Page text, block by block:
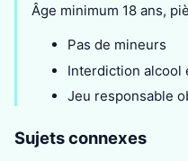
Âge minimum 18 ans,
Pas de mineurs
Interdiction alcool
Jeu responsable
Sujets connexes